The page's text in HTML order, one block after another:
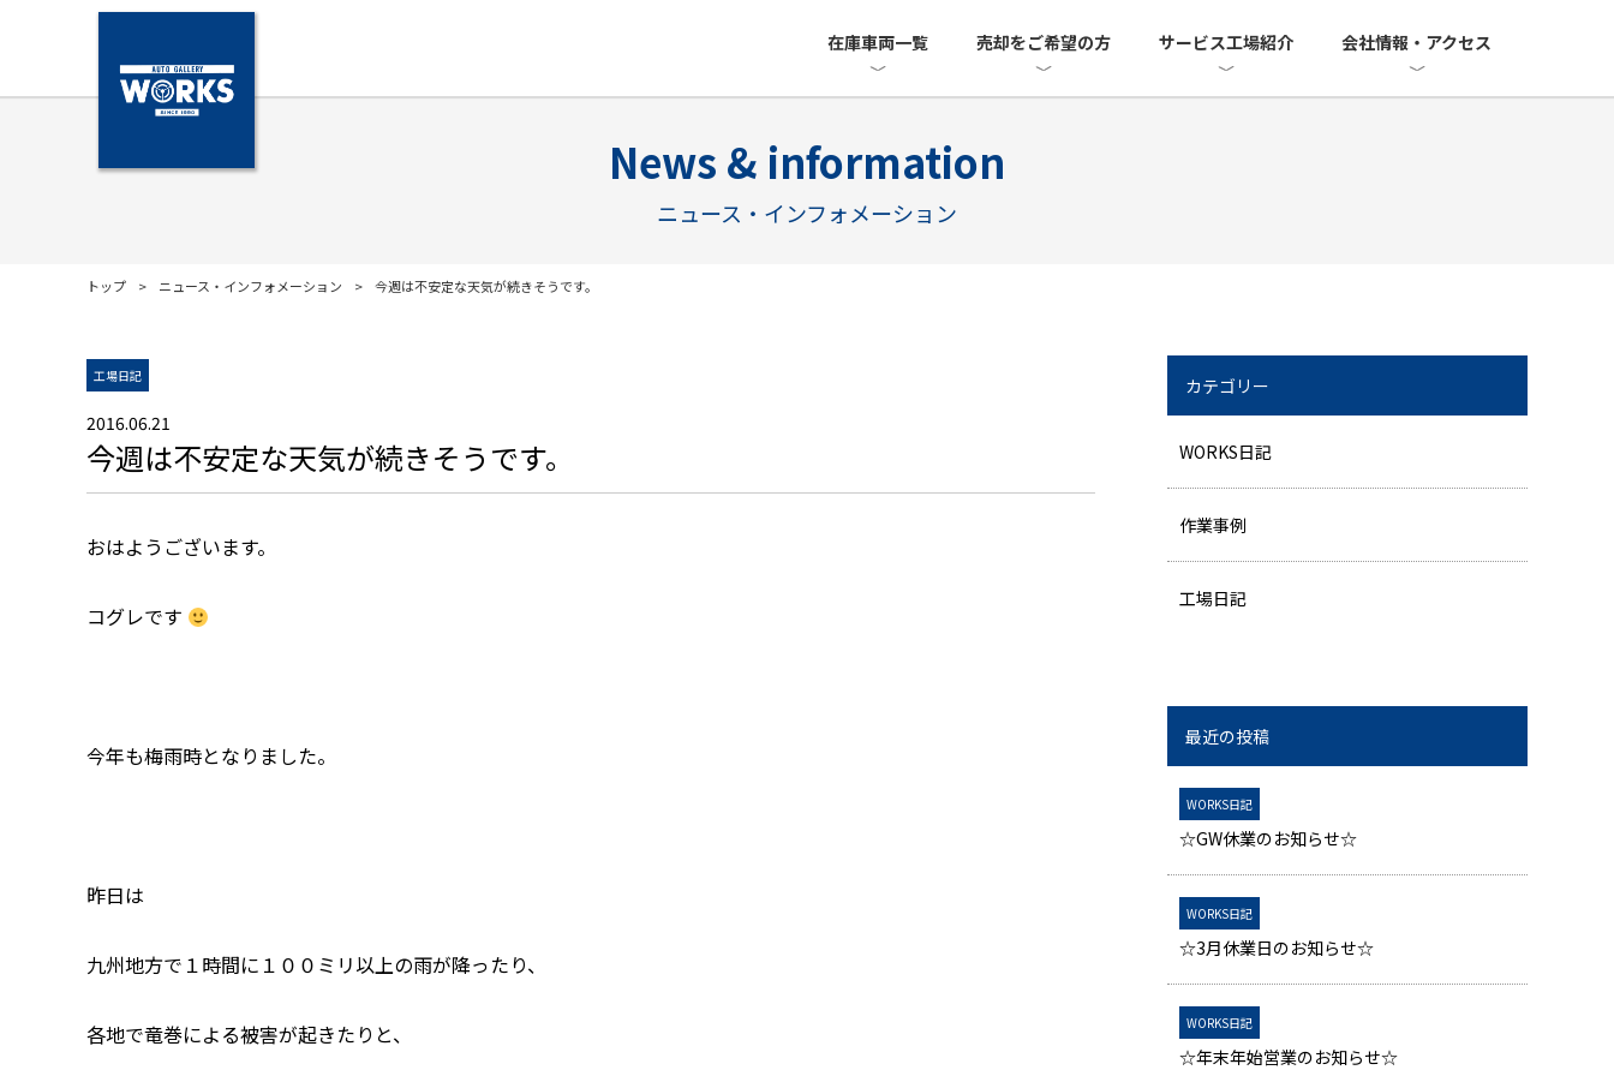
在庫車両一覧 売却をご希望の方 サービス工場紹介 会社情報・アクセス
News & information
ニュース・インフォメーション
トップ ニュース・インフォメーション 今週は不安定な天気が続きそうです。
工場日記
2016.06.21
今週は不安定な天気が続きそうです。
おはようございます。
コグレです
今年も梅雨時となりました。
昨日は
九州地方で１時間に１００ミリ以上の雨が降ったり、
各地で竜巻による被害が起きたりと、
カテゴリー
WORKS日記
作業事例
工場日記
最近の投稿
WORKS日記
☆GW休業のお知らせ☆
WORKS日記
☆3月休業日のお知らせ☆
WORKS日記
☆年末年始営業のお知らせ☆